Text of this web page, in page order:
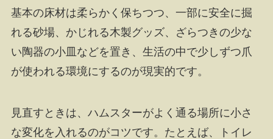
基本の床材は柔らかく保ちつつ、一部に安全に掘
れる砂場、かじれる木製グッズ、ざらつきの少な
い陶器の小皿などを置き、生活の中で少しずつ爪
が使われる環境にするのが現実的です。
見直すときは、ハムスターがよく通る場所に小さ
な変化を入れるのがコツです。たとえば、トイレ